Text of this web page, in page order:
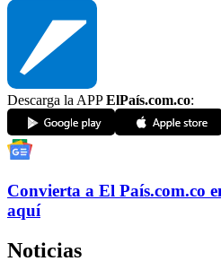
Descarga la APPElPaís.com.co:
Convierta a El País.com.co
aquí
Noticias